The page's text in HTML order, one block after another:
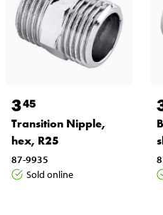
345
Transition Nipple,
hex, R25
87-9935
Sold online